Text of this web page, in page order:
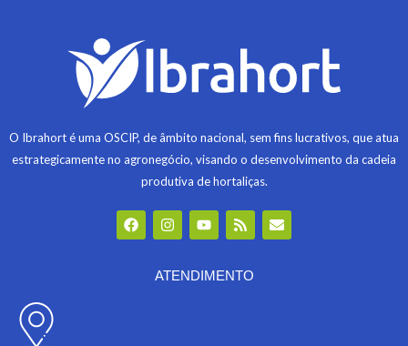
O Ibrahort é uma OSCIP, de âmbito nacional, sem fins lucrativos, que atua
estrategicamente no agronegócio, visando o desenvolvimento da cadeia
produtiva de hortaliças.
F
a
c
I
n
s
a
Y
o
u
u
R
s
s
E
n
v
ATENDIMENTO